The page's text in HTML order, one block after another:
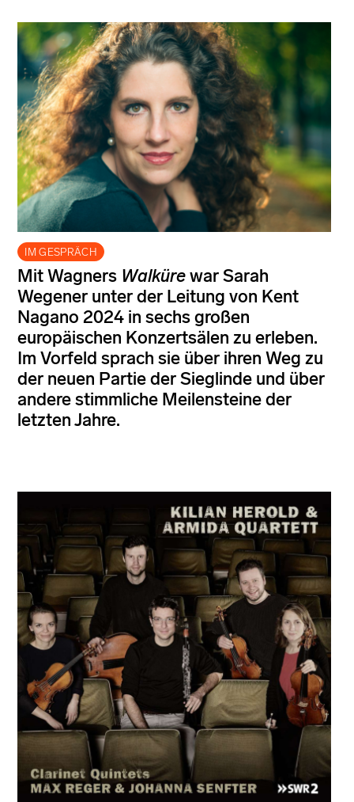
IM GESPRÄCH
Mit Wagners Walkürewar Sarah
Wegener unter der Leitung von Kent
Nagano 2024 in sechs großen
europäischen Konzertsälen zu erleben.
Im Vorfeld sprach sie über ihren Weg zu
der neuen Partie der Sieglinde und über
andere stimmliche Meilensteine der
letzten Jahre.